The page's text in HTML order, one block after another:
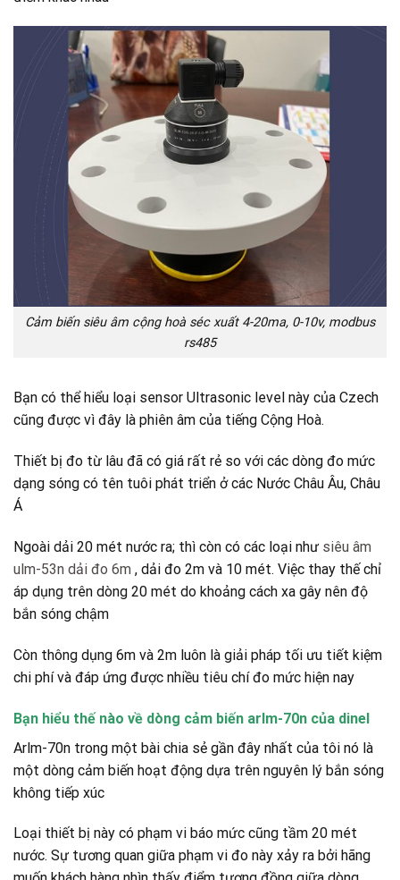
Cảm biến siêu âm cộng hoà séc xuất 4-20ma, 0-10v, modbus
rs485
Bạn có thể hiểu loại sensor Ultrasonic level này của Czech
cũng được vì đây là phiên âm của tiếng Cộng Hoà.
Thiết bị đo từ lâu đã có giá rất rẻ so với các dòng đo mức
dạng sóng có tên tuôi phát triển ở các Nước Châu Âu, Châu
Á
Ngoài dải 20 mét nước ra; thì còn có các loại như siêu âm
ulm-53n dải đo 6m , dải đo 2m và 10 mét. Việc thay thế chỉ
áp dụng trên dòng 20 mét do khoảng cách xa gây nên độ
bắn sóng chậm
Còn thông dụng 6m và 2m luôn là giải pháp tối ưu tiết kiệm
chi phí và đáp ứng được nhiều tiêu chí đo mức hiện nay
Bạn hiểu thế nào về dòng cảm biến arlm-70n của dinel
Arlm-70n trong một bài chia sẻ gần đây nhất của tôi nó là
một dòng cảm biến hoạt động dựa trên nguyên lý bắn sóng
không tiếp xúc
Loại thiết bị này có phạm vi báo mức cũng tầm 20 mét
nước. Sự tương quan giữa phạm vi đo này xảy ra bởi hãng